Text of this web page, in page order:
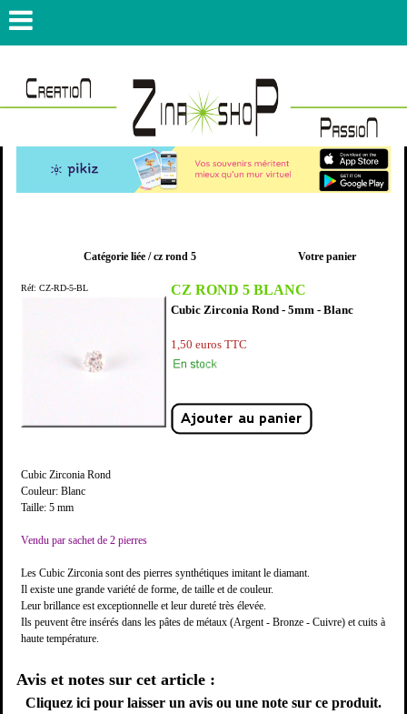
Catégorie liée /cz rond 5 Votre panier
Réf: CZ-RD-5-BL CZ ROND 5 BLANC
Cubic Zirconia Rond - 5mm - Blanc
1,50 euros TTC
Cubic Zirconia Rond
Couleur: Blanc
Taille: 5 mm
Vendu par sachet de 2 pierres
Les Cubic Zirconia sont des pierres synthétiques imitant le diamant.
Il existe une grande variété de forme, de taille et de couleur.
Leur brillance est exceptionnelle et leur dureté très élevée.
Ils peuvent être insérés dans les pâtes de métaux (Argent - Bronze - Cuivre) et cuits à
haute température.
Avis et notes sur cet article :
Cliquez ici pour laisser un avis ou une note sur ce produit.